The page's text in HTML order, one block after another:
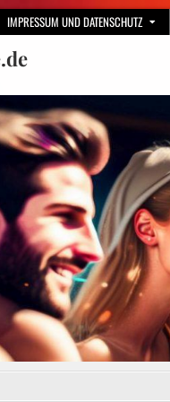
IMPRESSUM UND DATENSCHUTZ